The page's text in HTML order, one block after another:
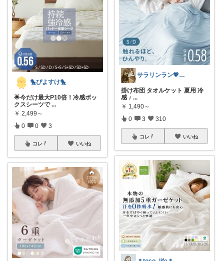
🐤ぴよすけ🐤
🌟今だけ最大P10倍！冷感ボッ
クスシーツで ...
￥ 2,499～
0 0 3
コレ いいね
サラリンラン💖5日感謝💖
掛け布団 タオルケット 夏用 冷
感 ♪ ...
￥ 1,490～
0 3 310
コレ いいね